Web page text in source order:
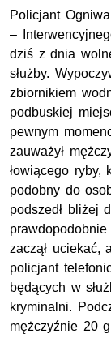
Policjant
–
dziś z dnia
służby.
zbiornikiem
podbuskiej
pewnym
zauważył
łowiącego ryby,
podobny do
podszedł bliżej
zaczął uciekać,
policjant
będących w
kryminalni.
mężczyźnie 20